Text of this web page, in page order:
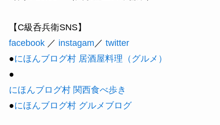
【C級呑兵衛SNS】
facebook／ instagam ／ twitter
●にほんブログ村 居酒屋料理（グルメ）
●
にほんブログ村 関西食べ歩き
●にほんブログ村 グルメブログ